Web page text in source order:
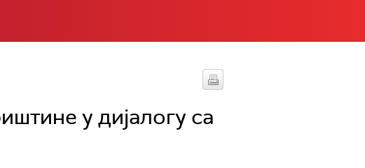
у дијалогу са